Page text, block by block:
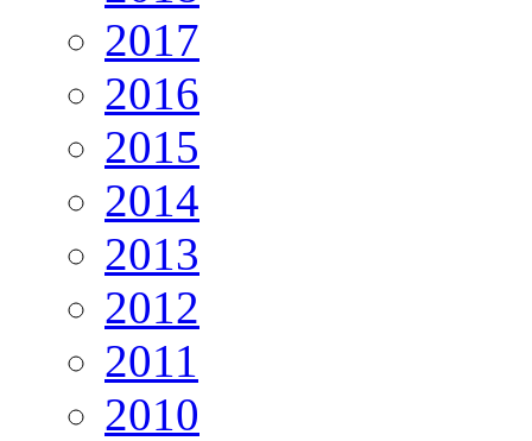
2017
2016
2015
2014
2013
2012
2011
2010